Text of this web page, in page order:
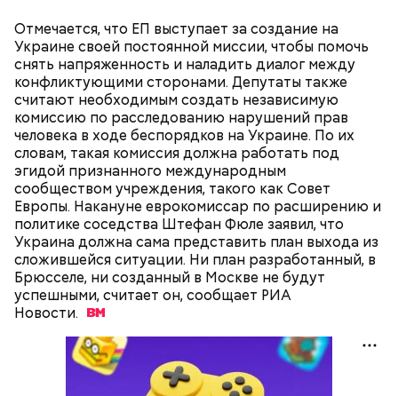
Отмечается, что ЕП выступает за создание на
Украине своей постоянной миссии, чтобы помочь
снять напряженность и наладить диалог между
конфликтующими сторонами. Депутаты также
считают необходимым создать независимую
комиссию по расследованию нарушений прав
человека в ходе беспорядков на Украине. По их
словам, такая комиссия должна работать под
эгидой признанного международным
сообществом учреждения, такого как Совет
Европы. Накануне еврокомиссар по расширению и
политике соседства Штефан Фюле заявил, что
Украина должна сама представить план выхода из
сложившейся ситуации. Ни план разработанный, в
Брюсселе, ни созданный в Москве не будут
успешными, считает он, сообщает РИА
Новости.
Как гласит предание, совершая паломничество в
Иерусалим, Николай Чудотворец по просьбе
А еще, удержав меч палача, святой Николай спас от
смерти трех мужей, невинно осужденных
корыстолюбивым градоначальником.
Понадобятся:
1 некрупное яблоко,
1 некрупный помидор,
2 корня сельдерея,
салатная заправка.